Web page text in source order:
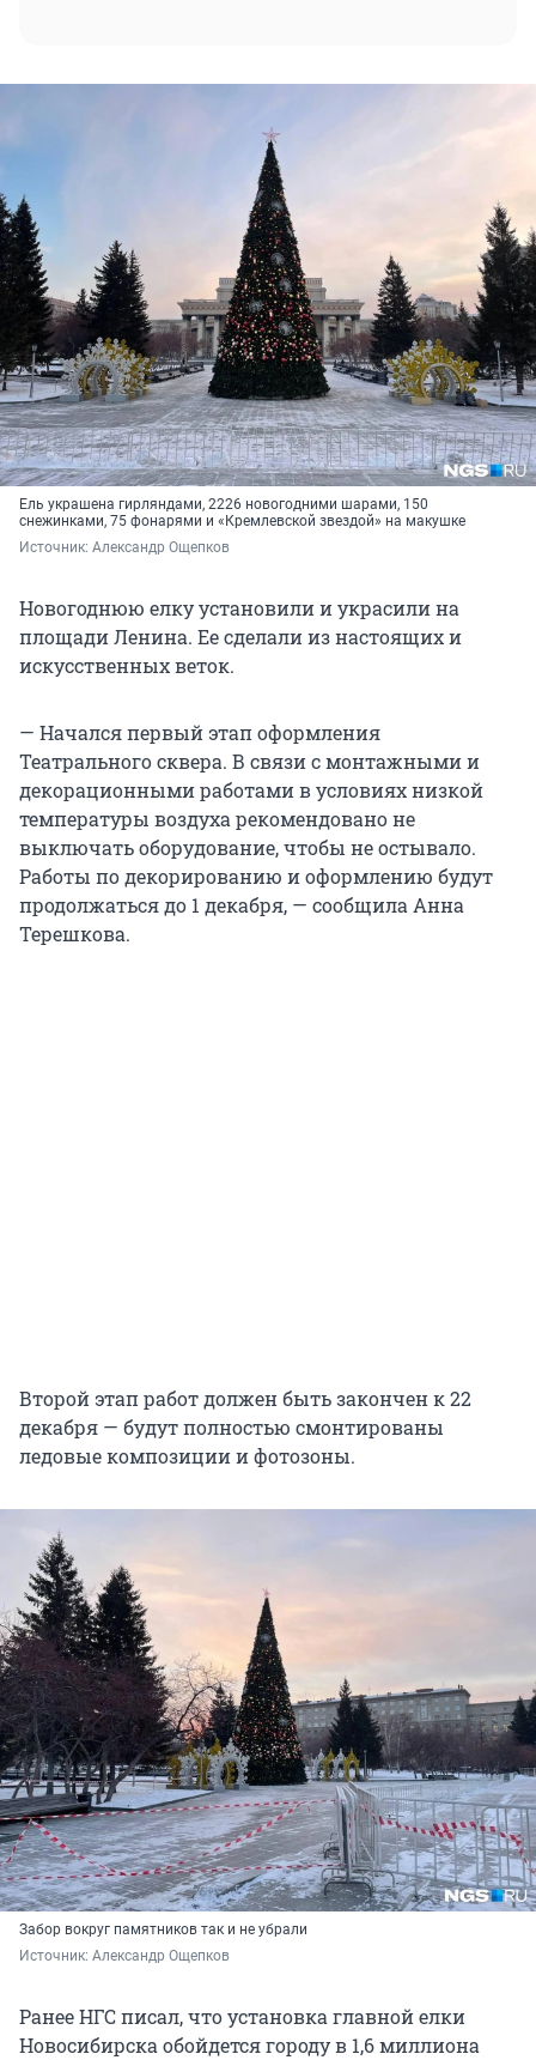
Ель украшена гирляндами, 2226 новогодними шарами, 150
снежинками, 75 фонарями и «Кремлевской звездой» на макушке
Источник: Александр Ощепков
Новогоднюю елку установили и украсили на
площади Ленина. Ее сделали из настоящих и
искусственных веток.
— Начался первый этап оформления
Театрального сквера. В связи с монтажными и
декорационными работами в условиях низкой
температуры воздуха рекомендовано не
выключать оборудование, чтобы не остывало.
Работы по декорированию и оформлению будут
продолжаться до 1 декабря, — сообщила Анна
Терешкова.
Второй этап работ должен быть закончен к 22
декабря — будут полностью смонтированы
ледовые композиции и фотозоны.
Забор вокруг памятников так и не убрали
Источник: Александр Ощепков
Ранее НГС писал, что установка главной елки
Новосибирска обойдется городу в 1,6 миллиона